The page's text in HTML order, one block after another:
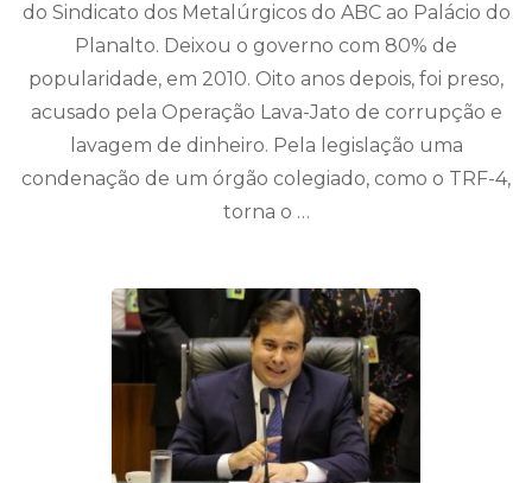
do Sindicato dos Metalúrgicos do ABC ao Palácio do
Planalto. Deixou o governo com 80% de
popularidade, em 2010. Oito anos depois, foi preso,
acusado pela Operação Lava-Jato de corrupção e
lavagem de dinheiro. Pela legislação uma
condenação de um órgão colegiado, como o TRF-4,
torna o …